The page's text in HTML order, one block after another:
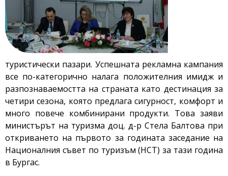
туристически пазари. Успешната рекламна кампания
все по-категорично налага положителния имидж и
разпознаваемостта на страната като дестинация за
четири сезона, която предлага сигурност, комфорт и
много повече комбинирани продукти. Това заяви
министърът на туризма доц. д-р Стела Балтова при
откриването на първото за годината заседание на
Националния съвет по туризъм (НСТ) за тази година
в Бургас.